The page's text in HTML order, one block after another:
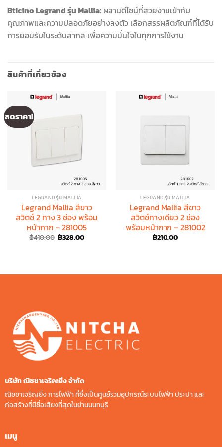
Bticino Legrand รุ่น Mallia: ผสานดีไซน์ที่สวยงามเข้ากับ
คุณภาพและความปลอดภัยอย่างลงตัว เลือกสรรผลิตภัณฑ์ที่ได้รับ
การยอมรับในระดับสากล เพื่อความมั่นใจในทุกการใช้งาน
สินค้าที่เกี่ยวข้อง
ลดราคา!
LEGRAND รุ่น MALLIA
Legrand Mallia สีขาว
สวิตช์ 2 ทาง 3 ช่อง พร้อม
หน้ากาก – 281005
฿410.00 Original
price
฿328.00Current
LEGRAND รุ่น MALLIA
Legrand Mallia สีขาว
สวิตช์ทางเดียว 2 ช่อง
พร้อมหน้ากาก – 281002
฿210.00
บริษัท ณิชชาเจริญยิ่ง จํากัด
ณิชชาเจริญยิ่ง การไฟฟ้า ที่ซึ่งเป็นศูนย์รวมอุปกรณ์ระบบไฟฟ้า ประปา และ
ก่อสร้างที่มีชื่อเสียงที่สุดในย่านนนทบุรี
เมนู